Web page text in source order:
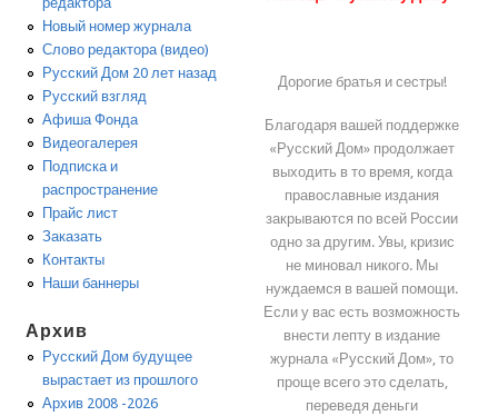
Новый номер журнала
Слово редактора (видео)
Русский Дом 20 лет назад
Русский взгляд
Афиша Фонда
Видеогалерея
Подписка и
распространение
Прайс лист
Заказать
Контакты
Наши баннеры
Архив
Русский Дом будущее
вырастает из прошлого
Архив 2008 -2026
Дорогие братья и сестры!
Благодаря вашей поддержке
«Русский Дом» продолжает
выходить в то время, когда
православные издания
закрываются по всей России
одно за другим. Увы, кризис
не миновал никого. Мы
нуждаемся в вашей помощи.
Если у вас есть возможность
внести лепту в издание
журнала «Русский Дом», то
проще всего это сделать,
переведя деньги